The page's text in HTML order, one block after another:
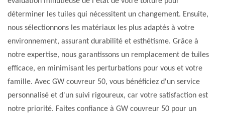
déterminer les tuiles qui nécessitent un changement. Ensuite,
nous sélectionnons les matériaux les plus adaptés à votre
environnement, assurant durabilité et esthétisme. Grâce à
notre expertise, nous garantissons un remplacement de tuiles
efficace, en minimisant les perturbations pour vous et votre
famille. Avec GW couvreur 50, vous bénéficiez d'un service
personnalisé et d'un suivi rigoureux, car votre satisfaction est
notre priorité. Faites confiance à GW couvreur 50 pour un